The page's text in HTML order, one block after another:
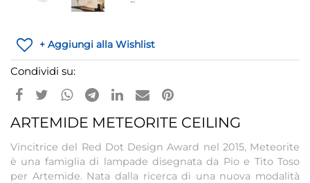
+ Aggiungi alla Wishlist
Condividi su:
ARTEMIDE METEORITE CEILING
Vincitrice del Red Dot Design Award nel 2015, Meteorite
è una famiglia di lampade disegnata da Pio e Tito Toso
per Artemide. Nata dalla ricerca di una nuova modalità